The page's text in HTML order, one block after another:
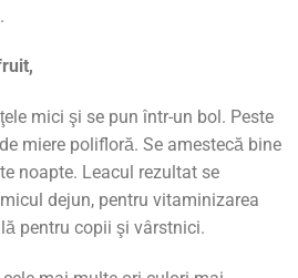
mici şi se pun într-un bol. Peste
miere polifloră. Se amestecă bine
noapte. Leacul rezultat se
dejun, pentru vitaminizarea
pentru copii şi vârstnici.